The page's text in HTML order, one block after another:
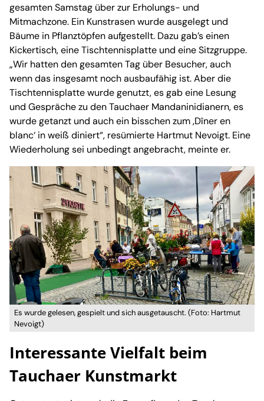
gesamten Samstag über zur Erholungs- und
Mitmachzone. Ein Kunstrasen wurde ausgelegt und
Bäume in Pflanztöpfen aufgestellt. Dazu gab’s einen
Kickertisch, eine Tischtennisplatte und eine Sitzgruppe.
„Wir hatten den gesamten Tag über Besucher, auch
wenn das insgesamt noch ausbaufähig ist. Aber die
Tischtennisplatte wurde genutzt, es gab eine Lesung
und Gespräche zu den Tauchaer Mandaninidianern, es
wurde getanzt und auch ein bisschen zum ‚Dîner en
blanc‘ in weiß diniert“, resümierte Hartmut Nevoigt. Eine
Wiederholung sei unbedingt angebracht, meinte er.
Es wurde gelesen, gespielt und sich ausgetauscht. (Foto: Hartmut
Nevoigt)
Interessante Vielfalt beim
Tauchaer Kunstmarkt